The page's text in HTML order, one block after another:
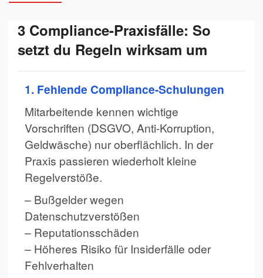
3 Compliance-Praxisfälle: So
setzt du Regeln wirksam um
1. Fehlende Compliance-Schulungen
Mitarbeitende kennen wichtige
Vorschriften (DSGVO, Anti-Korruption,
Geldwäsche) nur oberflächlich. In der
Praxis passieren wiederholt kleine
Regelverstöße.
– Bußgelder wegen
Datenschutzverstößen
– Reputationsschäden
– Höheres Risiko für Insiderfälle oder
Fehlverhalten